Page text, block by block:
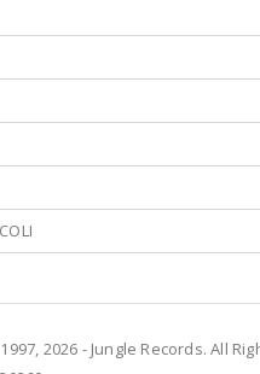
2026 - Jungle Records. All